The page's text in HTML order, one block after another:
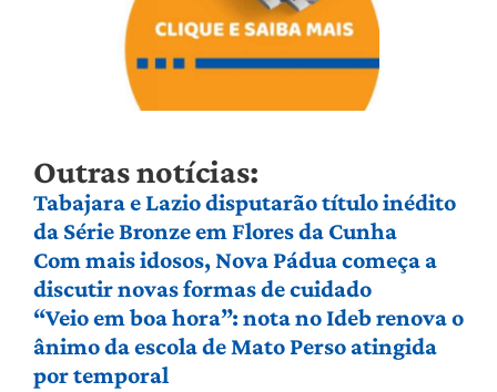
Outras notícias:
Tabajara e Lazio disputarão título inédito
da Série Bronze em Flores da Cunha
Com mais idosos, Nova Pádua começa a
discutir novas formas de cuidado
“Veio em boa hora”: nota no Ideb renova o
ânimo da escola de Mato Perso atingida
por temporal